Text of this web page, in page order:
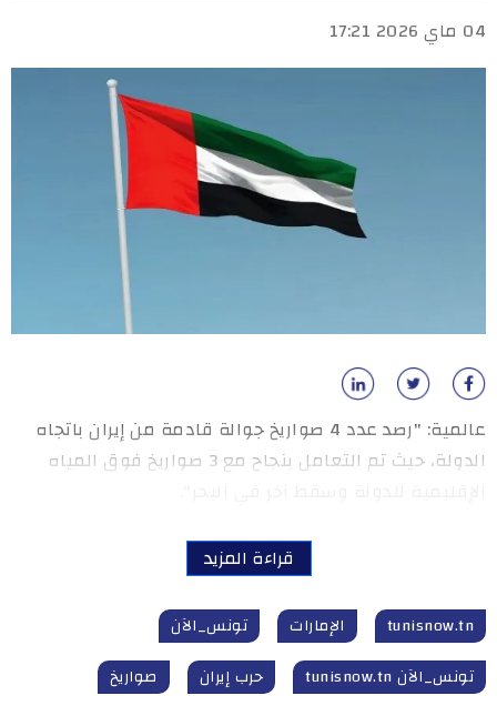
04 ماي 2026 17:21
عالمية: "رصد عدد 4 صواريخ جوالة قادمة من إيران باتجاه
الدولة، حيث تم التعامل بنجاح مع 3 صواريخ فوق المياه
قراءة المزيد
tunisnow.tn الإمارات
تونس_الآن
تونس_الآن tunisnow.tn
حرب إيران صواريخ